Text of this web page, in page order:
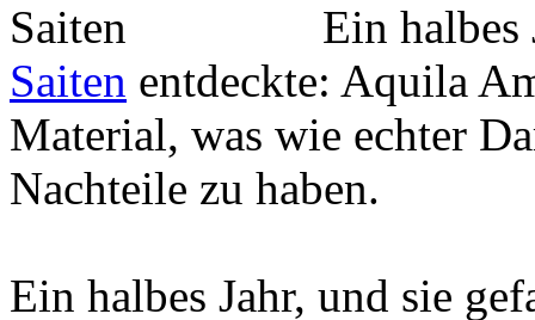
Ein halbes
Saiten entdeckte: Aquila
Material, was wie echter
Nachteile zu haben.
Ein halbes Jahr, und sie